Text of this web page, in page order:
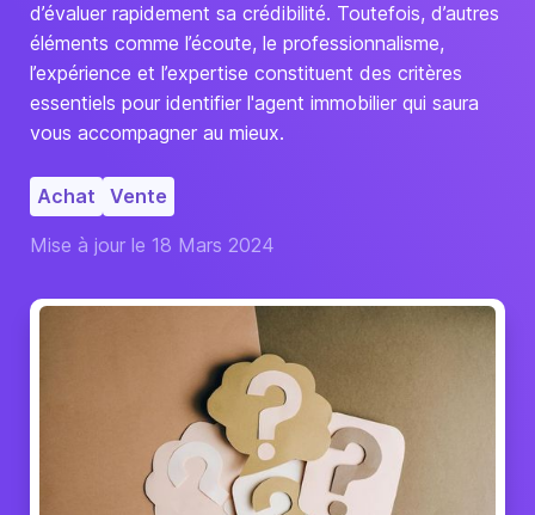
d’évaluer rapidement sa crédibilité. Toutefois, d’autres
éléments comme l’écoute, le professionnalisme,
l’expérience et l’expertise constituent des critères
essentiels pour identifier l'agent immobilier qui saura
vous accompagner au mieux.
Achat Vente
Mise à jour le 18 Mars 2024